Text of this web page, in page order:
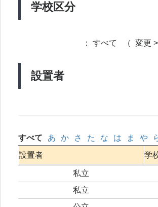
学校区分
設置者
： すべて （ 変更
すべて あ か さ た な は ま や
設置者
学
私立
私立